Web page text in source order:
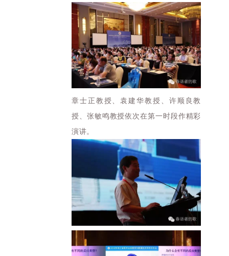
章士正教授、袁建华教授、许顺良教
授、张敏鸣教授依次在第一时段作精彩
演讲。